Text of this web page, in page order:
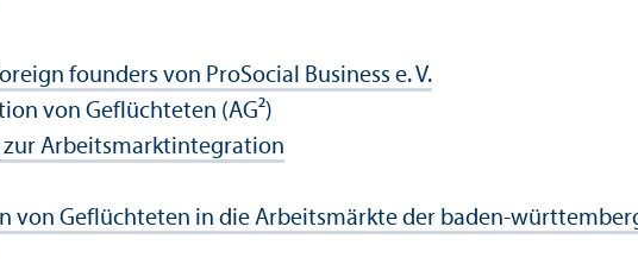
founders von ProSocial Business e. V.
von Geflüchteten (AG²)
zur Arbeits­markt­integration
von Geflüchteten in die Arbeits­märkte der baden-